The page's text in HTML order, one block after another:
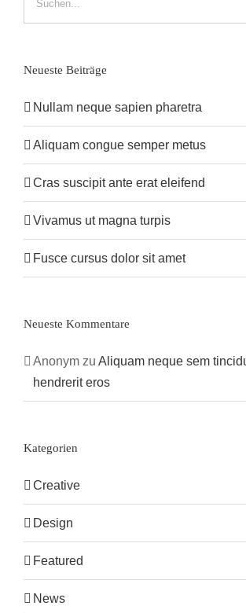
Neueste Beiträge
Nullam neque sapien pharetra
Aliquam congue semper metus
Cras suscipit ante erat eleifend
Vivamus ut magna turpis
Fusce cursus dolor sit amet
Neueste Kommentare
Anonym zu Aliquam neque sem
hendrerit eros
Kategorien
Creative
Design
Featured
News